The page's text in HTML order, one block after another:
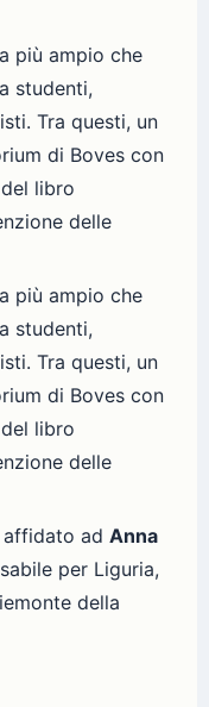
più ampio che
studenti,
Tra questi, un
di Boves con
libro
delle
più ampio che
studenti,
Tra questi, un
di Boves con
libro
delle
ad Anna
per Liguria,
della